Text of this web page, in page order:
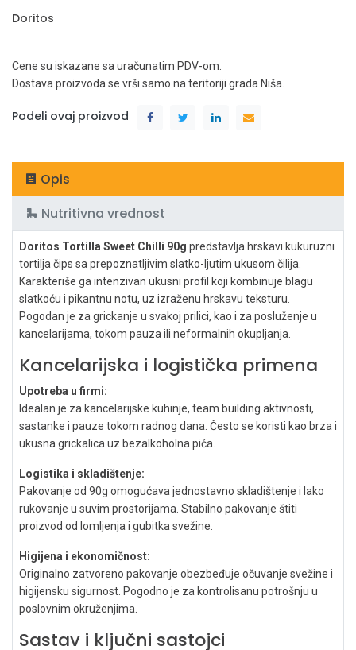
Doritos
Cene su iskazane sa uračunatim PDV-om.
Dostava proizvoda se vrši samo na teritoriji grada Niša.
Podeli ovaj proizvod
Opis
Nutritivna vrednost
Doritos Tortilla Sweet Chilli 90g predstavlja hrskavi kukuruzni
tortilja čips sa prepoznatljivim slatko-ljutim ukusom čilija.
Karakteriše ga intenzivan ukusni profil koji kombinuje blagu
slatkoću i pikantnu notu, uz izraženu hrskavu teksturu.
Pogodan je za grickanje u svakoj prilici, kao i za posluženje u
kancelarijama, tokom pauza ili neformalnih okupljanja.
Kancelarijska i logistička primena
Upotreba u firmi:
Idealan je za kancelarijske kuhinje, team building aktivnosti,
sastanke i pauze tokom radnog dana. Često se koristi kao brza i
ukusna grickalica uz bezalkoholna pića.
Logistika i skladištenje:
Pakovanje od 90g omogućava jednostavno skladištenje i lako
rukovanje u suvim prostorijama. Stabilno pakovanje štiti
proizvod od lomljenja i gubitka svežine.
Higijena i ekonomičnost:
Originalno zatvoreno pakovanje obezbeđuje očuvanje svežine i
higijensku sigurnost. Pogodno je za kontrolisanu potrošnju u
poslovnim okruženjima.
Sastav i ključni sastojci